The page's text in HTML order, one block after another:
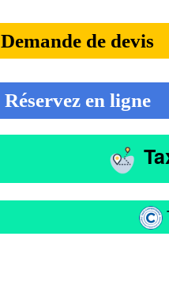
Demande de devis
Réservez en ligne